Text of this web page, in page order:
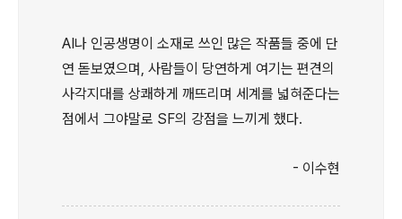
AI나 인공생명이 소재로 쓰인 많은 작품들 중에 단
연 돋보였으며, 사람들이 당연하게 여기는 편견의
사각지대를 상쾌하게 깨뜨리며 세계를 넓혀준다는
점에서 그야말로 SF의 강점을 느끼게 했다.
- 이수현